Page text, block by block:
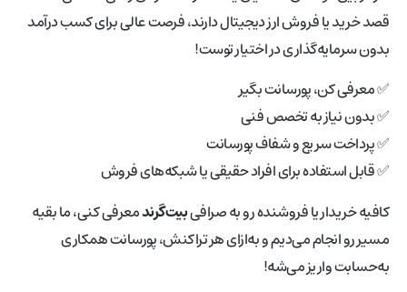
قصد خرید یا فروش ارز دیجیتال دارند، فرصت عالی برای کسب درآمد
بدون سرمایه‌گذاری در اختیار توست!
✅ معرفی کن، پورسانت بگیر
✅ بدون نیاز به تخصص فنی
✅ پرداخت سریع و شفاف پورسانت
✅ قابل استفاده برای افراد حقیقی یا شبکه‌های فروش
کافیه خریدار یا فروشنده رو به صرافیبیت‌گرندمعرفی کنی، ما بقیه
مسیر رو انجام می‌دیم و به‌ازای هر تراکنش، پورسانت همکاری
به‌حسابت واریز می‌شه!